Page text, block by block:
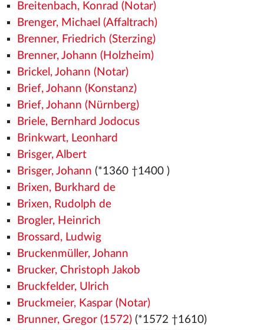
Breitenbach, Konrad (Notar)
Brenger, Michael (Affaltrach)
Brenner, Friedrich (Sterzing)
Brenner, Johann (Holzheim)
Brickel, Johann (Notar)
Brief, Johann (Konstanz)
Brief, Johann (Nürnberg)
Briele, Bernhard Jodocus
Brinkwart, Leonhard
Brisger, Albert
Brisger, Johann (*1360 †1400 )
Brixen, Burkhard de
Brixen, Rudolph de
Brogler, Heinrich
Brossard, Ludwig
Bruckenmüller, Johann
Brucker, Christoph Jakob
Bruckfelder, Ulrich
Bruckmeier, Kaspar (Notar)
Brunner, Gregor (1572)(*1572 †1610)